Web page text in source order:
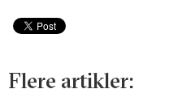
Flere artikler: